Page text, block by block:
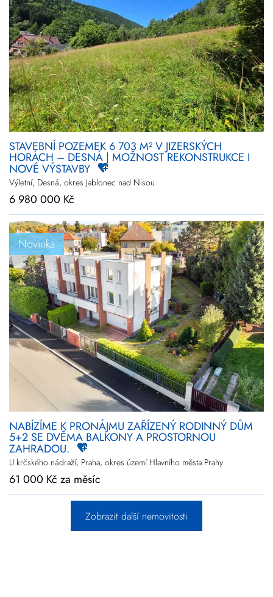
STAVEBNÍ POZEMEK 6 703 M² V JIZERSKÝCH
HORÁCH – DESNÁ | MOŽNOST REKONSTRUKCE I
NOVÉ VÝSTAVBY
Výletní, Desná, okres Jablonec nad Nisou
6 980 000 Kč
Novinka
NABÍZÍME K PRONÁJMU ZAŘÍZENÝ RODINNÝ DŮM
5+2 SE DVĚMA BALKONY A PROSTORNOU
ZAHRADOU.
U krčského nádraží, Praha, okres území Hlavního města Prahy
61 000 Kč za měsíc
Zobrazit další nemovitosti